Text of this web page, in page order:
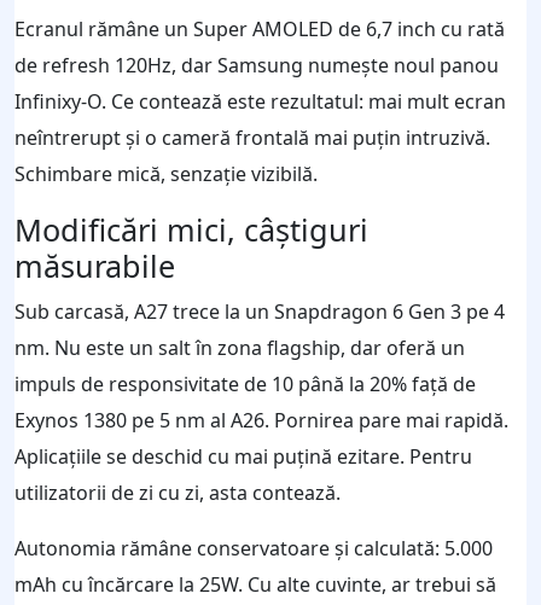
Ecranul rămâne un Super AMOLED de 6,7 inch cu rată
de refresh 120Hz, dar Samsung numește noul panou
Infinixy-O. Ce contează este rezultatul: mai mult ecran
neîntrerupt și o cameră frontală mai puțin intruzivă.
Schimbare mică, senzație vizibilă.
Modificări mici, câștiguri
măsurabile
Sub carcasă, A27 trece la un Snapdragon 6 Gen 3 pe 4
nm. Nu este un salt în zona flagship, dar oferă un
impuls de responsivitate de 10 până la 20% față de
Exynos 1380 pe 5 nm al A26. Pornirea pare mai rapidă.
Aplicațiile se deschid cu mai puțină ezitare. Pentru
utilizatorii de zi cu zi, asta contează.
Autonomia rămâne conservatoare și calculată: 5.000
mAh cu încărcare la 25W. Cu alte cuvinte, ar trebui să